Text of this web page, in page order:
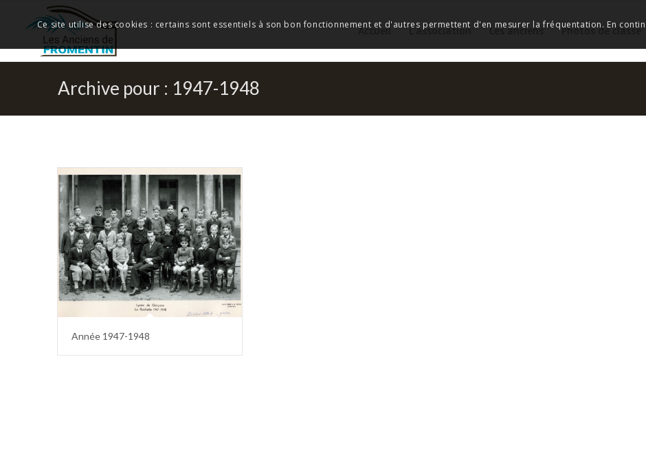
Accueil L’association Les anciens Photos de classe
Archive pour : 1947-1948
Année 1947-1948
Ce site utilise des cookies : certains sont essentiels à son bon fonctionnement et d'autres permettent d'en mesurer la fréquentation. En